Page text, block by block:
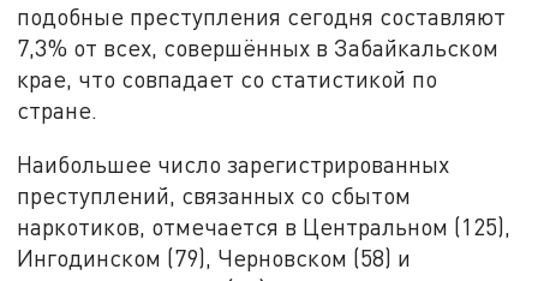
подобные преступления сегодня составляют
7,3% от всех, совершённых в Забайкальском
крае, что совпадает со статистикой по
стране.
Наибольшее число зарегистрированных
преступлений, связанных со сбытом
наркотиков, отмечается в Центральном (125),
Ингодинском (79), Черновском (58) и